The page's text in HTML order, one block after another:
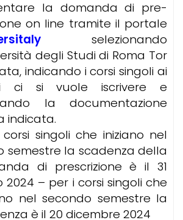
la domanda di pre-
on line tramite il portale
selezionando
degli Studi di Roma Tor
indicando i corsi singoli ai
ci si vuole iscrivere e
la documentazione
indicata.
singoli che iniziano nel
semestre la scadenza della
di prescrizione è il 31
2024 – per i corsi singoli che
nel secondo semestre la
è il 20 dicembre 2024